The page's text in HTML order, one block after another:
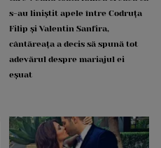
s-au liniștit apele între Codruța
Filip și Valentin Sanfira,
cântăreața a decis să spună tot
adevărul despre mariajul ei
eșuat